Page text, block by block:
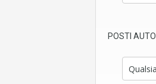
POSTI AUTO